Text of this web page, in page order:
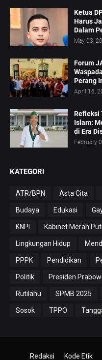
Ketua
Harus
Dalam
May 03,
Forum
Perang
April 16,
Refleksi
Islam:
di Era
February
KATEGORI
ATR/BPN Asta Cita
Budaya Edukasi
KNPI Kabinet Merah
Lingkungan Hidup
PPPK Pendidikan
Politik Presiden
Rutilahu SPMB 2025
Sosok TPPO
Redaksi Kode Etik